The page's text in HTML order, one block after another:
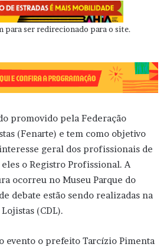
para ser redirecionado para o site.
promovido pela Federação
(Fenarte) e tem como objetivo
geral dos profissionais de
o Registro Profissional. A
ocorreu no Museu Parque do
debate estão sendo realizadas na
(CDL).
evento o prefeito Tarcízio Pimenta